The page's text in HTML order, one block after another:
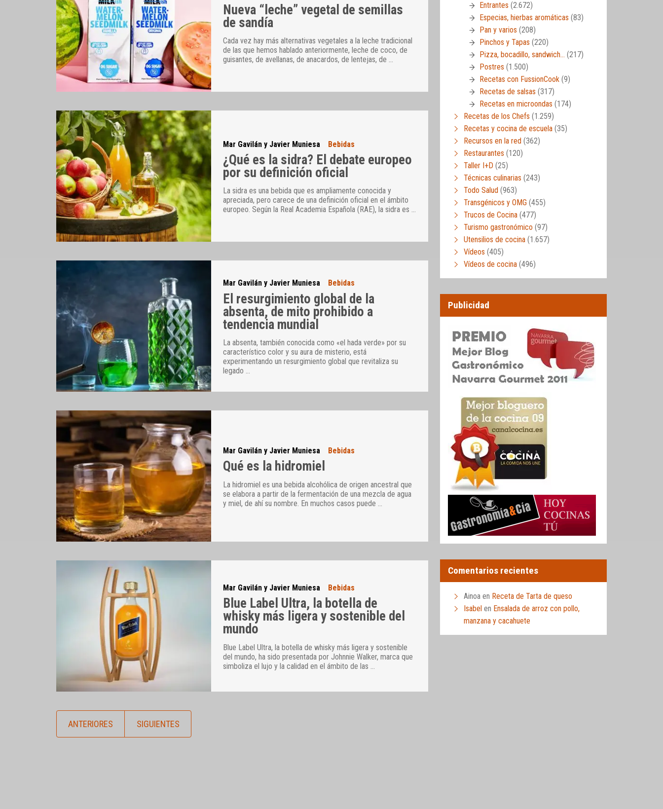
Nueva “leche” vegetal de semillas
de sandía
Cada vez hay más alternativas vegetales a la leche tradicional
de las que hemos hablado anteriormente, leche de coco, de
guisantes, de avellanas, de anacardos, de lentejas, de …
Mar Gavilán y Javier Muniesa Bebidas
¿Qué es la sidra? El debate europeo
por su definición oficial
La sidra es una bebida que es ampliamente conocida y
apreciada, pero carece de una definición oficial en el ámbito
europeo. Según la Real Academia Española (RAE), la sidra es …
Mar Gavilán y Javier Muniesa Bebidas
El resurgimiento global de la
absenta, de mito prohibido a
tendencia mundial
La absenta, también conocida como «el hada verde» por su
característico color y su aura de misterio, está
experimentando un resurgimiento global que revitaliza su
legado …
Mar Gavilán y Javier Muniesa Bebidas
Qué es la hidromiel
La hidromiel es una bebida alcohólica de origen ancestral que
se elabora a partir de la fermentación de una mezcla de agua
y miel, de ahí su nombre. En muchos casos puede
Mar Gavilán y Javier Muniesa Bebidas
Blue Label Ultra, la botella de
whisky más ligera y sostenible del
mundo
Blue Label Ultra, la botella de whisky más ligera y sostenible
del mundo, ha sido presentada por Johnnie Walker, marca que
simboliza el lujo y la calidad en el ámbito de las
ANTERIORES SIGUIENTES
Entrantes (2.672)
Especias, hierbas aromáticas (83)
Pan y varios (208)
Pinchos y Tapas (220)
Pizza, bocadillo, sandwich… (217)
Postres (1.500)
Recetas con FussionCook (9)
Recetas de salsas (317)
Recetas en microondas (174)
Recetas de los Chefs (1.259)
Recetas y cocina de escuela (35)
Recursos en la red (362)
Restaurantes (120)
Taller I+D (25)
Técnicas culinarias (243)
Todo Salud (963)
Transgénicos y OMG (455)
Trucos de Cocina (477)
Turismo gastronómico (97)
Utensilios de cocina (1.657)
Vídeos (405)
Vídeos de cocina (496)
Publicidad
Comentarios recientes
Ainoa en Receta de Tarta de queso
Isabel en Ensalada de arroz con pollo,
manzana y cacahuete